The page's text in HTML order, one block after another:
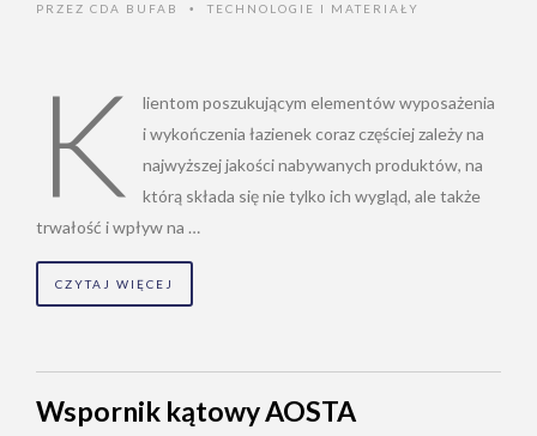
PRZEZ CDA BUFAB • TECHNOLOGIE I MATERIAŁY
K
lientom poszukującym elementów wyposażenia
i wykończenia łazienek coraz częściej zależy na
najwyższej jakości nabywanych produktów, na
którą składa się nie tylko ich wygląd, ale także
trwałość i wpływ na …
CZYTAJ WIĘCEJ
Wspornik kątowy AOSTA